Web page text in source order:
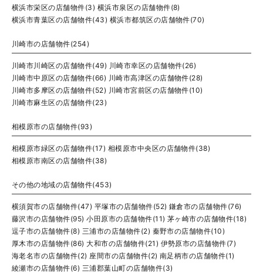
横浜市栄区の店舗物件(3) 横浜市泉区の店舗物件(8)
横浜市青葉区の店舗物件(43) 横浜市都筑区の店舗物件(70)
川崎市の店舗物件(254)
川崎市川崎区の店舗物件(49) 川崎市幸区の店舗物件(26)
川崎市中原区の店舗物件(66) 川崎市高津区の店舗物件(28)
川崎市多摩区の店舗物件(52) 川崎市宮前区の店舗物件(10)
川崎市麻生区の店舗物件(23)
相模原市の店舗物件(93)
相模原市緑区の店舗物件(17) 相模原市中央区の店舗物件(38)
相模原市南区の店舗物件(38)
その他の地域の店舗物件(453)
横須賀市の店舗物件(47) 平塚市の店舗物件(52) 鎌倉市の店舗物件(76)
藤沢市の店舗物件(95) 小田原市の店舗物件(11) 茅ヶ崎市の店舗物件(18)
逗子市の店舗物件(8) 三浦市の店舗物件(2) 秦野市の店舗物件(10)
厚木市の店舗物件(86) 大和市の店舗物件(21) 伊勢原市の店舗物件(7)
海老名市の店舗物件(2) 座間市の店舗物件(2) 南足柄市の店舗物件(1)
綾瀬市の店舗物件(6) 三浦郡葉山町の店舗物件(3)